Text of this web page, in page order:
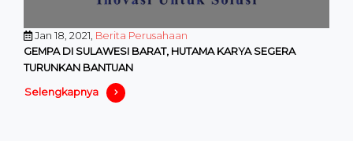
Jan 18, 2021, Berita Perusahaan
GEMPA DI SULAWESI BARAT, HUTAMA KARYA SEGERA
TURUNKAN BANTUAN
Selengkapnya